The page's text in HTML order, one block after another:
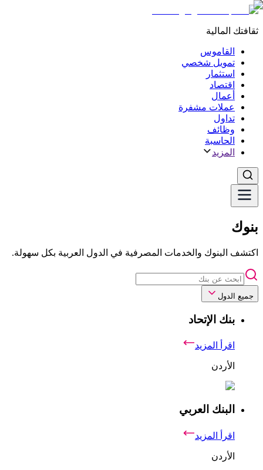
ثقافتك المالية
القاموس
تمويل شخصي
استثمار
اقتصاد
أعمال
عملات مشفرة
تداول
وظائف
الحاسبة
المزيد
بنوك
اكتشف البنوك والخدمات المصرفية في الدول العربية بكل سهولة.
جميع الدول
بنك الإتحاد
اقرأ المزيد
الأردن
البنك العربي
اقرأ المزيد
الأردن